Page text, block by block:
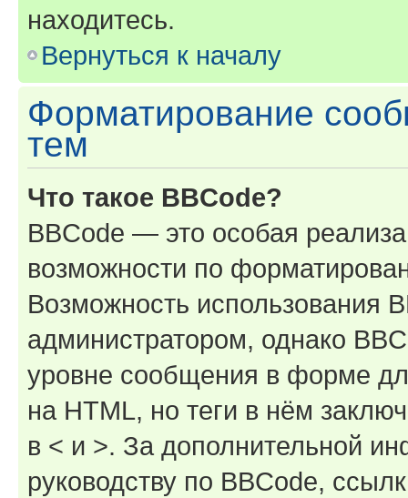
находитесь.
Вернуться к началу
Форматирование
тем
Что такое BBCode?
BBCode — это особая
возможности по
Возможность использования
администратором, однако
уровне сообщения в форме
на HTML, но теги в нём
в < и >. За дополнительной
руководству по BBCode,